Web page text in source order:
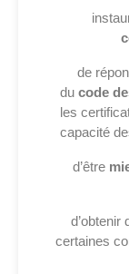
de
du code
les
capacité
d’être
d’obtenir
certaines